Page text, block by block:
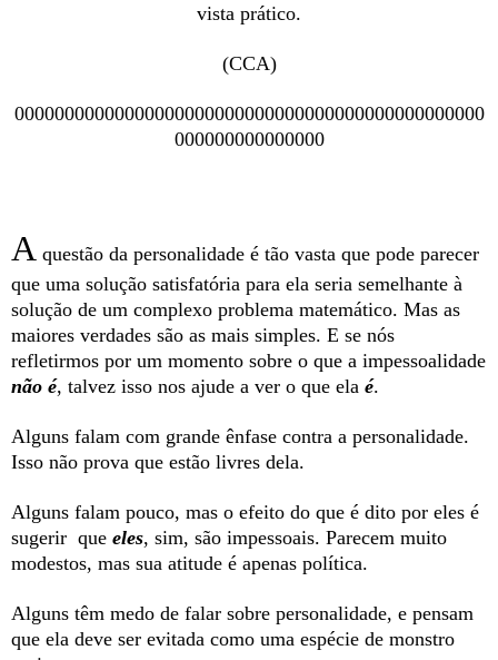
vista prático.
(CCA)
00000000000000000000000000000000000000000000000
000000000000000
A questão da personalidade é tão vasta que pode parecer
que uma solução satisfatória para ela seria semelhante à
solução de um complexo problema matemático. Mas as
maiores verdades são as mais simples. E se nós
refletirmos por um momento sobre o que a impessoalidade
não é, talvez isso nos ajude a ver o que ela é.
Alguns falam com grande ênfase contra a personalidade.
Isso não prova que estão livres dela.
Alguns falam pouco, mas o efeito do que é dito por eles é
sugerir que eles, sim, são impessoais. Parecem muito
modestos, mas sua atitude é apenas política.
Alguns têm medo de falar sobre personalidade, e pensam
que ela deve ser evitada como uma espécie de monstro